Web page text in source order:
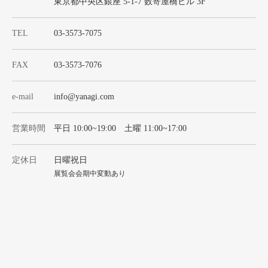
TEL 03-3573-7075
FAX 03-3573-7076
e-mail info@yanagi.com
営業時間 平日 10:00~19:00 土曜 11:00~17:00
定休日 日曜祝日
展覧会会期中変動あり